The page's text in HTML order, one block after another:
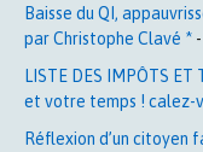
Baisse du QI,
par Christophe Clavé *
LISTE DES IMPÔTS
et votre temps ! calez-
Réflexion d’un citoyen